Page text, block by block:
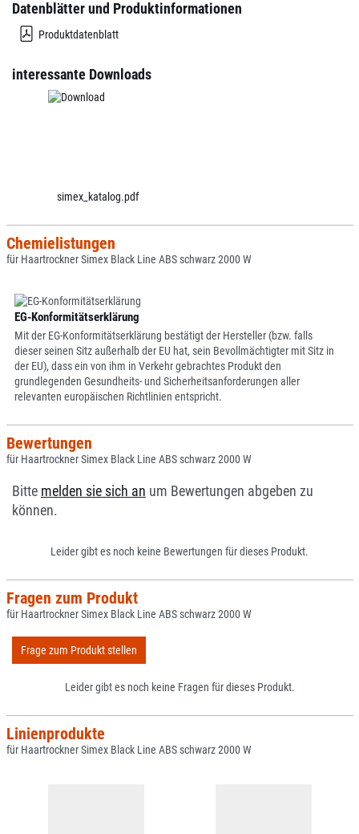
Datenblätter und Produktinformationen
Produktdatenblatt
interessante Downloads
simex_katalog.pdf
Chemielistungen
für Haartrockner Simex Black Line ABS schwarz 2000 W
EG-Konformitätserklärung
Mit der EG-Konformitätserklärung bestätigt der Hersteller (bzw. falls
dieser seinen Sitz außerhalb der EU hat, sein Bevollmächtigter mit Sitz in
der EU), dass ein von ihm in Verkehr gebrachtes Produkt den
grundlegenden Gesundheits- und Sicherheitsanforderungen aller
relevanten europäischen Richtlinien entspricht.
Bewertungen
für Haartrockner Simex Black Line ABS schwarz 2000 W
Bitte melden sie sich an um Bewertungen abgeben zu
können.
Leider gibt es noch keine Bewertungen für dieses Produkt.
Fragen zum Produkt
für Haartrockner Simex Black Line ABS schwarz 2000 W
Frage zum Produkt stellen
Leider gibt es noch keine Fragen für dieses Produkt.
Linienprodukte
für Haartrockner Simex Black Line ABS schwarz 2000 W